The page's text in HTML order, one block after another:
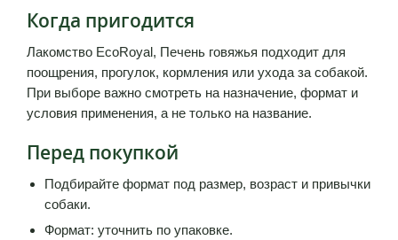
Когда пригодится
Лакомство EcoRoyal, Печень говяжья подходит для
поощрения, прогулок, кормления или ухода за собакой.
При выборе важно смотреть на назначение, формат и
условия применения, а не только на название.
Перед покупкой
Подбирайте формат под размер, возраст и привычки
собаки.
Формат: уточнить по упаковке.